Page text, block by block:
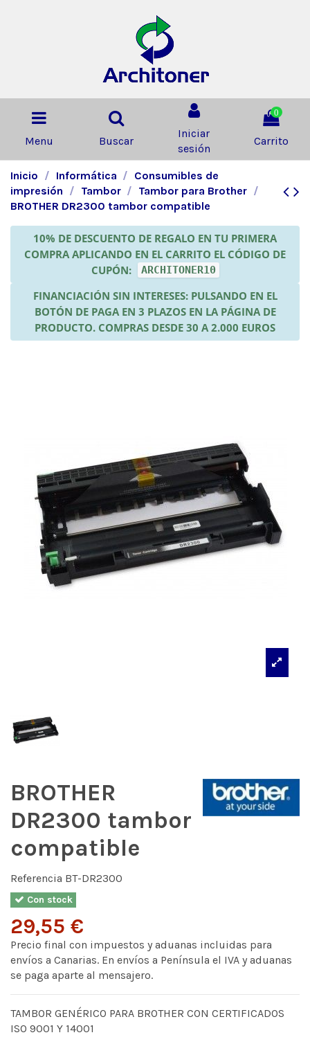
Menu Buscar
Iniciar
sesión
0
Carrito
Inicio Informática
Consumibles de
impresión
Tambor
Tambor para Brother
BROTHER DR2300 tambor compatible
10% DE DESCUENTO DE REGALO EN TU PRIMERA
COMPRA APLICANDO EN EL CARRITO EL CÓDIGO DE
CUPÓN:
ARCHITONER10
FINANCIACIÓN SIN INTERESES: PULSANDO EN EL
BOTÓN DE PAGA EN 3 PLAZOS EN LA PÁGINA DE
PRODUCTO. COMPRAS DESDE 30 A 2.000 EUROS
BROTHER
DR2300 tambor
compatible
Referencia BT-DR2300
Con stock
29,55 €
Precio final con impuestos y aduanas incluidas para
envíos a Canarias. En envíos a Península el IVA y aduanas
se paga aparte al mensajero.
TAMBOR GENÉRICO PARA BROTHER CON CERTIFICADOS
ISO 9001 Y 14001